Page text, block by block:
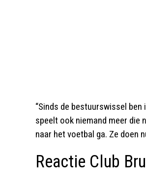
“Sinds de bestuurswissel
speelt ook niemand meer die
naar het voetbal ga. Ze doen
Reactie Club